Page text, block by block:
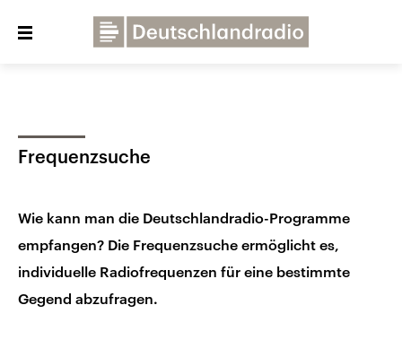
Close
Deutschlandfunk
Deutschlandfunk Kultur
Deutschlandfunk Nova
Dialog und Kontakt
Frequenzsuche
Wie kann man die Deutschlandradio-Programme
empfangen? Die Frequenzsuche ermöglicht es,
individuelle Radiofrequenzen für eine bestimmte
Gegend abzufragen.